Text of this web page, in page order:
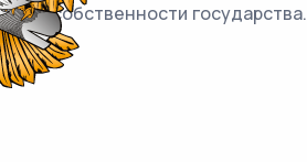
в собственности государства.